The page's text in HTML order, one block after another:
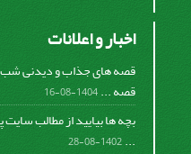
اخبار و اعلانات
قصه های جذاب و دیدنی شب
قصه ...1404-08-16
بچه ها بیایید از مطالب
...
1402-08-28